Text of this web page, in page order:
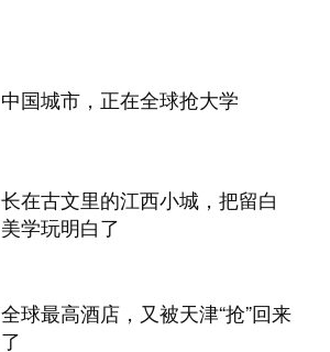
中国城市，正在全球抢大学
长在古文里的江西小城，把留白
美学玩明白了
全球最高酒店，又被天津“抢”回来
了